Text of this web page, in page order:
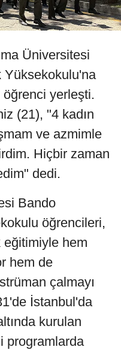
Üniversitesi
Yüksekokulu'na
öğrenci yerleşti.
(21), "4 kadın
ve azmimle
Hiçbir zaman
dedi.
Bando
öğrencileri,
eğitimiyle hem
hem de
çalmayı
İstanbul'da
kurulan
programlarda